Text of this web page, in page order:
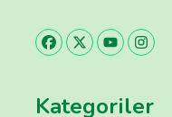
Kategoriler